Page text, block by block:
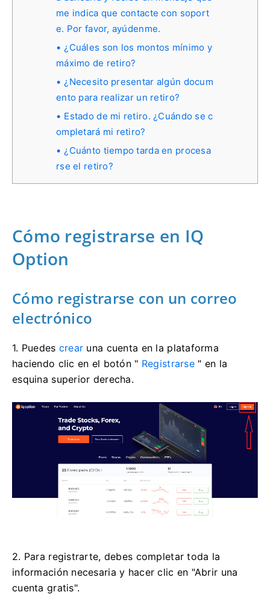
me indica que contacte con soport
e. Por favor, ayúdenme.
¿Cuáles son los montos mínimo y
máximo de retiro?
¿Necesito presentar algún docum
ento para realizar un retiro?
Estado de mi retiro. ¿Cuándo se c
ompletará mi retiro?
¿Cuánto tiempo tarda en procesa
rse el retiro?
Cómo registrarse en IQ
Option
Cómo registrarse con un correo
electrónico
1. Puedes crear una cuenta en la plataforma
haciendo clic en el botón " Registrarse" en la
esquina superior derecha.
2. Para registrarte, debes completar toda la
información necesaria y hacer clic en "Abrir una
cuenta gratis".